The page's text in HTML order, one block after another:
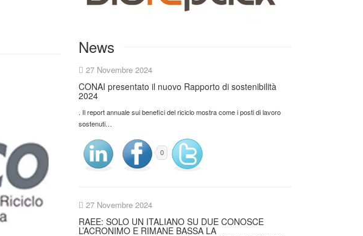
News
27 Novembre 2024
CONAI presentato il nuovo Rapporto di sostenibilità
2024
. Il report annuale sui benefici del riciclo mostra come i posti di lavoro
sostenuti…
0
27 Novembre 2024
RAEE: SOLO UN ITALIANO SU DUE CONOSCE
L’ACRONIMO E RIMANE BASSA LA